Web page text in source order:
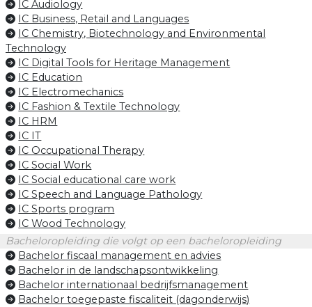
IC Audiology
IC Business, Retail and Languages
IC Chemistry, Biotechnology and Environmental
Technology
IC Digital Tools for Heritage Management
IC Education
IC Electromechanics
IC Fashion & Textile Technology
IC HRM
IC IT
IC Occupational Therapy
IC Social Work
IC Social educational care work
IC Speech and Language Pathology
IC Sports program
IC Wood Technology
Bacheloropleiding die volgt op een bacheloropleiding
Bachelor fiscaal management en advies
Bachelor in de landschapsontwikkeling
Bachelor internationaal bedrijfsmanagement
Bachelor toegepaste fiscaliteit (dagonderwijs)